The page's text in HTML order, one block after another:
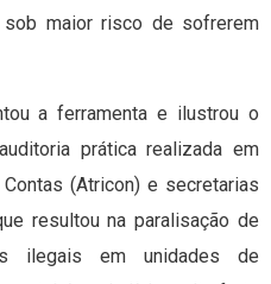
maior risco de sofrerem
a ferramenta e ilustrou o
prática realizada em
(Atricon) e secretarias
resultou na paralisação de
ilegais em unidades de